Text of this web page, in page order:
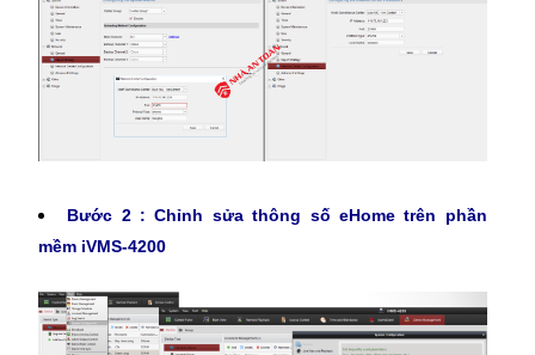
Bước 2 : Chỉnh sửa thông số eHome trên phần
mềm iVMS-4200